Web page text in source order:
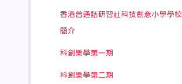
香港普通話研習社科技創意小學學校
簡介
科創樂學第一期
科創樂學第二期